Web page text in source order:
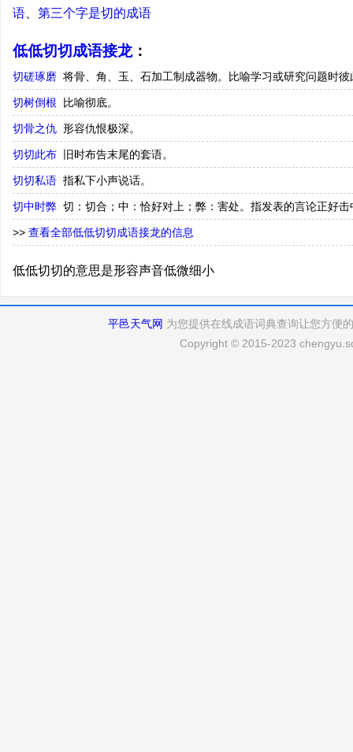
语
第三个字是切的成语
低低切切成语接龙：
切磋琢磨 将骨、角、玉、石加工制成器物。比喻学习或研究问题时
切树倒根 比喻彻底。
切骨之仇 形容仇恨极深。
切切此布 旧时布告末尾的套语。
切切私语 指私下小声说话。
切中时弊 切：切合；中：恰好对上；弊：害处。指发表的言论正好
>> 查看全部低低切切成语接龙的信息
低低切切的意思是形容声音低微细小
平邑天气网 为您提供在线成语词典查询让您方便
Copyright © 2015-2023